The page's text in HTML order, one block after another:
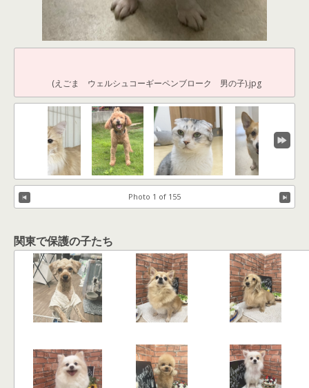
(えごま ウェルシュコーギーペンブローク 男の子).jpg
Photo 1 of 155
関東で保護の子たち